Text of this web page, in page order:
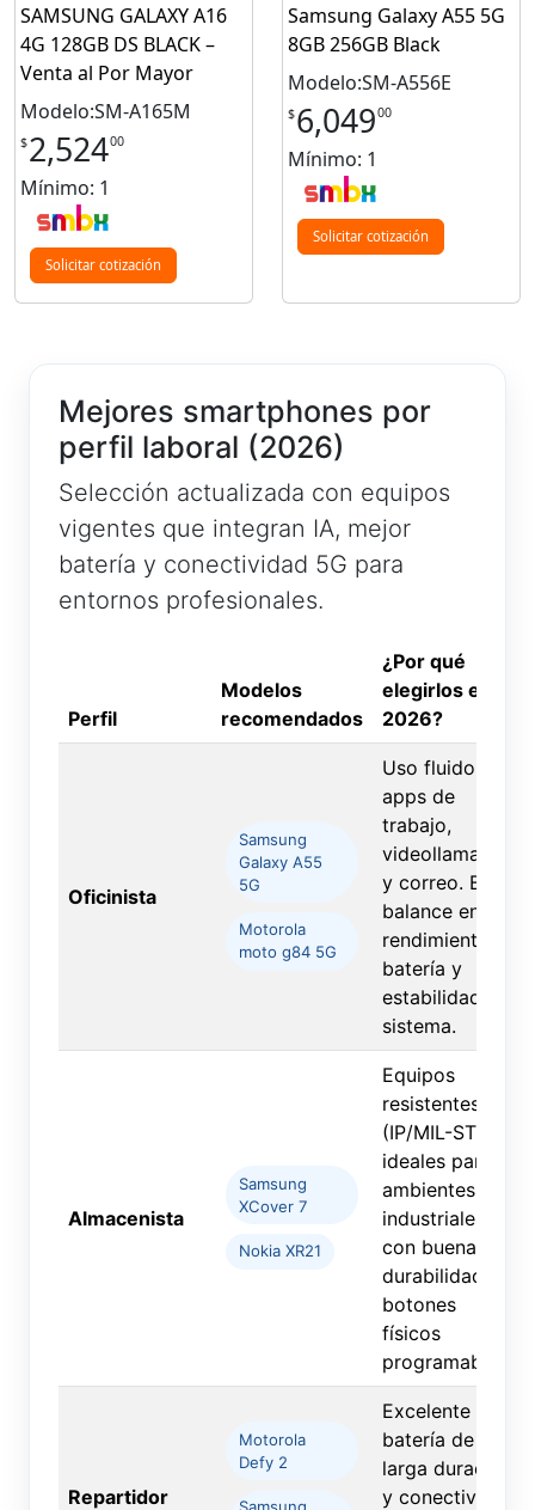
SAMSUNG GALAXY A16
4G 128GB DS BLACK –
Venta al Por Mayor
Modelo:SM-A165M
$2,52400
Mínimo: 1
Solicitar cotización
Samsung Galaxy A55 5G
8GB 256GB Black
Modelo:SM-A556E
$6,04900
Mínimo: 1
Solicitar cotización
Mejores smartphones por
perfil laboral (2026)
Selección actualizada con equipos
vigentes que integran IA, mejor
batería y conectividad 5G para
entornos profesionales.
Perfil
Modelos
recomendados
¿Por qué
elegirlos en
2026?
Oficinista
Samsung
Galaxy A55
5G
Motorola
moto g84 5G
Uso fluido en
apps de
trabajo,
videollamadas
y correo. Buen
balance entre
rendimiento,
batería y
estabilidad del
sistema.
Almacenista
Samsung
XCover 7
Nokia XR21
Equipos
resistentes
(IP/MIL-STD),
ideales para
ambientes
industriales,
con buena
durabilidad y
botones
físicos
programables.
Repartidor
Motorola
Defy 2
Excelente GPS,
batería de
larga duración
y conectividad